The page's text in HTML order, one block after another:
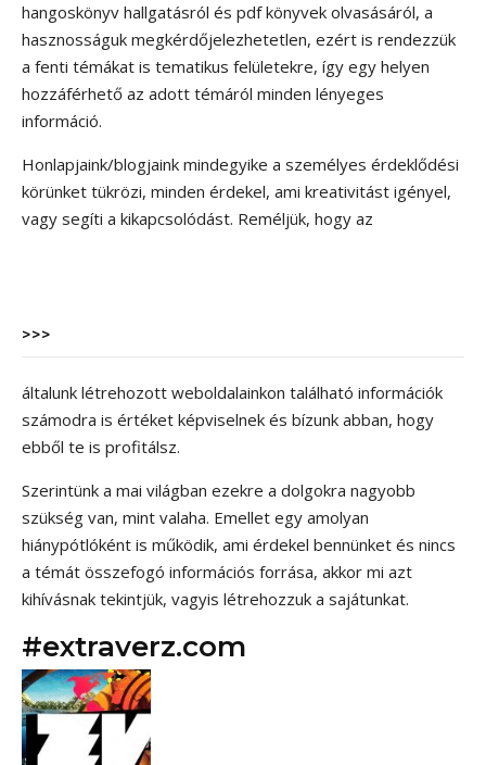
hangoskönyv hallgatásról és pdf könyvek olvasásáról, a
hasznosságuk megkérdőjelezhetetlen, ezért is rendezzük
a fenti témákat is tematikus felületekre, így egy helyen
hozzáférhető az adott témáról minden lényeges
információ.
Honlapjaink/blogjaink mindegyike a személyes érdeklődési
körünket tükrözi, minden érdekel, ami kreativitást igényel,
vagy segíti a kikapcsolódást. Reméljük, hogy az
>>>
általunk létrehozott weboldalainkon található információk
számodra is értéket képviselnek és bízunk abban, hogy
ebből te is profitálsz.
Szerintünk a mai világban ezekre a dolgokra nagyobb
szükség van, mint valaha. Emellet egy amolyan
hiánypótlóként is működik, ami érdekel bennünket és nincs
a témát összefogó információs forrása, akkor mi azt
kihívásnak tekintjük, vagyis létrehozzuk a sajátunkat.
#extraverz.com